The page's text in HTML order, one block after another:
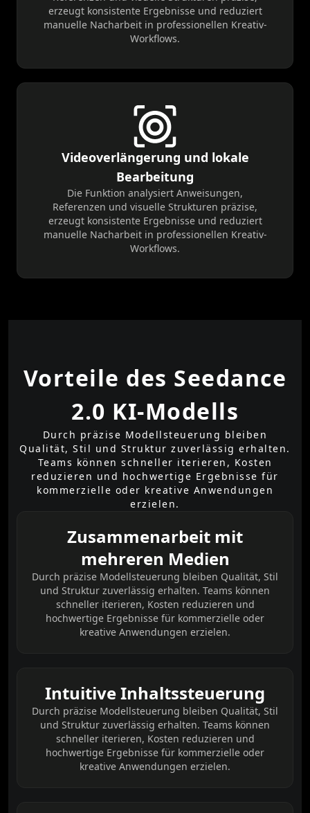
erzeugt konsistente Ergebnisse und reduziert
manuelle Nacharbeit in professionellen Kreativ-
Workflows.
Videoverlängerung und lokale
Bearbeitung
Die Funktion analysiert Anweisungen,
Referenzen und visuelle Strukturen präzise,
erzeugt konsistente Ergebnisse und reduziert
manuelle Nacharbeit in professionellen Kreativ-
Workflows.
Vorteile des Seedance
2.0 KI-Modells
Durch präzise Modellsteuerung bleiben
Qualität, Stil und Struktur zuverlässig erhalten.
Teams können schneller iterieren, Kosten
reduzieren und hochwertige Ergebnisse für
kommerzielle oder kreative Anwendungen
erzielen.
Zusammenarbeit mit
mehreren Medien
Durch präzise Modellsteuerung bleiben Qualität, Stil
und Struktur zuverlässig erhalten. Teams können
schneller iterieren, Kosten reduzieren und
hochwertige Ergebnisse für kommerzielle oder
kreative Anwendungen erzielen.
Intuitive Inhaltssteuerung
Durch präzise Modellsteuerung bleiben Qualität, Stil
und Struktur zuverlässig erhalten. Teams können
schneller iterieren, Kosten reduzieren und
hochwertige Ergebnisse für kommerzielle oder
kreative Anwendungen erzielen.